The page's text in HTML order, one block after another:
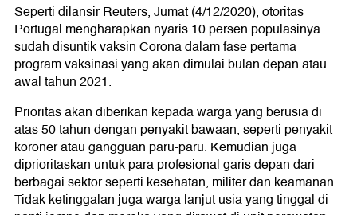
Seperti dilansir Reuters, Jumat (4/12/2020), otoritas
Portugal mengharapkan nyaris 10 persen populasinya
sudah disuntik vaksin Corona dalam fase pertama
program vaksinasi yang akan dimulai bulan depan atau
awal tahun 2021.
Prioritas akan diberikan kepada warga yang berusia di
atas 50 tahun dengan penyakit bawaan, seperti penyakit
koroner atau gangguan paru-paru. Kemudian juga
diprioritaskan untuk para profesional garis depan dari
berbagai sektor seperti kesehatan, militer dan keamanan.
Tidak ketinggalan juga warga lanjut usia yang tinggal di